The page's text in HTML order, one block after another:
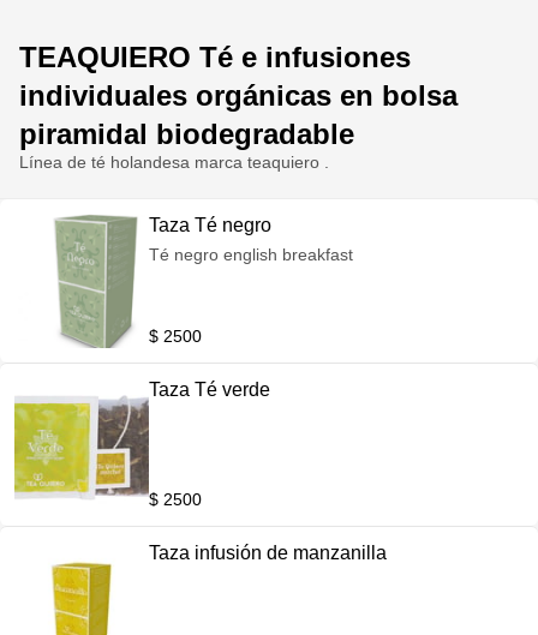
TEAQUIERO Té e infusiones
individuales orgánicas en bolsa
piramidal biodegradable
Línea de té holandesa marca teaquiero .
Taza Té negro
Té negro english breakfast
$ 2500
Taza Té verde
$ 2500
Taza infusión de manzanilla